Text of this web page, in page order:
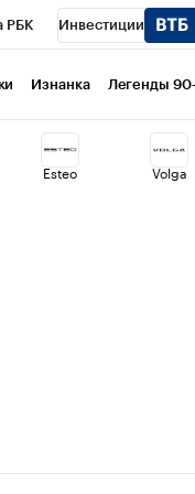
РБК Инвестиции
проекты Город
Франшизы
Изнанка Легенды
Esteo Volga